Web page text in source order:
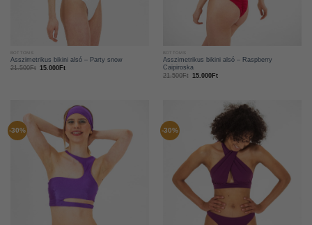
Asszimetrikus bikini alsó – Party snow
21.500Ft 15.000 Ft
Asszimetrikus bikini alsó – Raspberry
Caipiroska
21.500Ft 15.000 Ft
-30% -30%